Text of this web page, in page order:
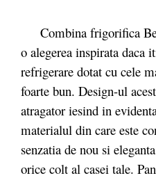
Combina frigorifica
o alegerea inspirata daca
refrigerare dotat cu cele
foarte bun. Design-ul
atragator iesind in
materialul din care este
senzatia de nou si
orice colt al casei tale.